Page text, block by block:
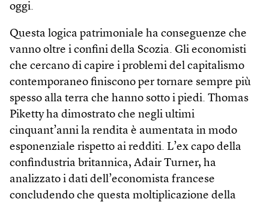
oggi.
Questa logica patrimoniale ha conseguenze che
vanno oltre i confini della Scozia. Gli economisti
che cercano di capire i problemi del capitalismo
contemporaneo finiscono per tornare sempre più
spesso alla terra che hanno sotto i piedi. Thomas
Piketty ha dimostrato che negli ultimi
cinquant’anni la rendita è aumentata in modo
esponenziale rispetto ai redditi. L’ex capo della
confindustria britannica, Adair Turner, ha
analizzato i dati dell’economista francese
concludendo che questa moltiplicazione della